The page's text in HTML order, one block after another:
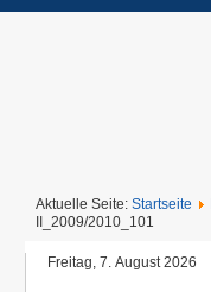
Aktuelle Seite: Startseite
II_2009/2010_101
Freitag, 7. August 2026